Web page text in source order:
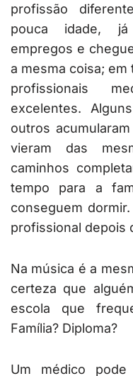
profissão
pouca idade,
empregos e
a mesma coisa;
profissionais
excelentes.
outros
vieram das
caminhos
tempo para a
conseguem
profissional depois
Na música é a
certeza que
escola que
Família? Diploma?
Um médico pode